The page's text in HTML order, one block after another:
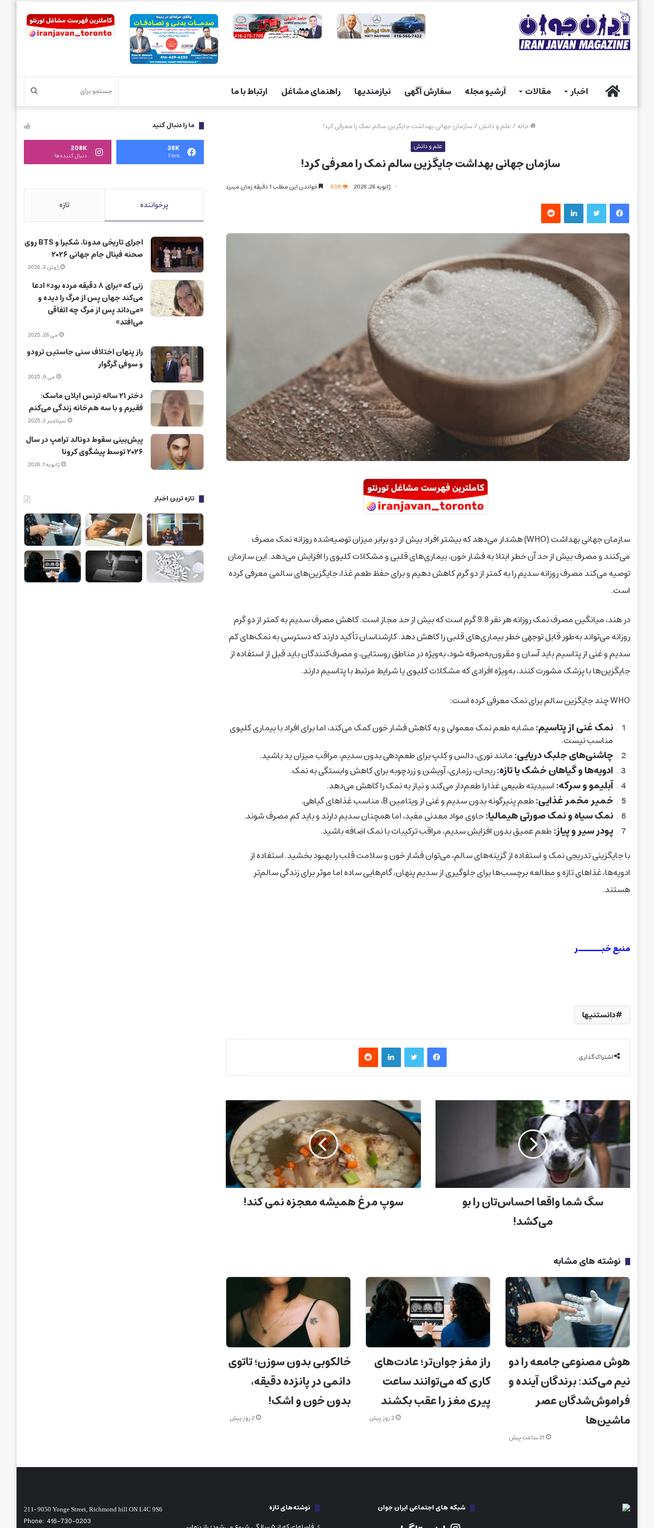
خانه اخبار مقالات آرشیو مجله سفارش آگهی نیازمندیها راهنمای مشاغل ارتباط با ما جستجو
برای خانه/علم و دانش/ سازمان جهانی بهداشت جایگزین سالم نمک را معرفی کرد!
علم و دانش
سازمان جهانی بهداشت جایگزین سالم نمک را معرفی کرد!
ژانویه 26, 2026 خواندن این مطلب 1 دقیقه زمان میبرد
فیس بوک توییتر لینکدین‫رددیت
سازمان جهانی بهداشت (WHO) هشدار می‌دهد که بیشتر افراد بیش از دو برابر میزان توصیه‌شده روزانه نمک مصرف
می‌کنند و مصرف بیش از حد آن خطر ابتلا به فشار خون، بیماری‌های قلبی و مشکلات کلیوی را افزایش می‌دهد. این سازمان
توصیه می‌کند مصرف روزانه سدیم را به کمتر از دو گرم کاهش دهیم و برای حفظ طعم غذا، جایگزین‌های سالمی معرفی کرده
است.
در هند، میانگین مصرف نمک روزانه هر نفر 9.8 گرم است که بیش از حد مجاز است. کاهش مصرف سدیم به کمتر از دو گرم
روزانه می‌تواند به‌طور قابل توجهی خطر بیماری‌های قلبی را کاهش دهد. کارشناسان تأکید دارند که دسترسی به نمک‌های کم
سدیم و غنی از پتاسیم باید آسان و مقرون‌به‌صرفه شود، به‌ویژه در مناطق روستایی، و مصرف‌کنندگان باید قبل از استفاده از
جایگزین‌ها با پزشک مشورت کنند، به‌ویژه افرادی که مشکلات کلیوی یا شرایط مرتبط با پتاسیم دارند.
WHO چند جایگزین سالم برای نمک معرفی کرده است:
نمک غنی از پتاسیم:مشابه طعم نمک معمولی و به کاهش فشار خون کمک می‌کند، اما برای افراد با بیماری کلیوی
مناسب نیست.
چاشنی‌های جلبک دریایی:مانند نورى، دالس و کِلپ برای طعم‌دهی بدون سدیم، مراقب میزان ید باشید.
ادویه‌ها و گیاهان خشک یا تازه:ریحان، رزماری، آویشن و زردچوبه برای کاهش وابستگی به نمک.
آبلیمو و سرکه: اسیدیته طبیعی غذا را طعم‌دار می‌کند و نیاز به نمک را کاهش می‌دهد.
خمیر مخمر غذایی:طعم پنیرگونه بدون سدیم و غنی از ویتامین B، مناسب غذاهای گیاهی.
نمک سیاه و نمک صورتی هیمالیا:حاوی مواد معدنی مفید، اما همچنان سدیم دارند و باید کم مصرف شوند.
پودر سیر و پیاز: طعم عمیق بدون افزایش سدیم، مراقب ترکیبات با نمک اضافه باشید.
با جایگزینی تدریجی نمک و استفاده از گزینه‌های سالم، می‌توان فشار خون و سلامت قلب را بهبود بخشید. استفاده از
ادویه‌ها، غذاهای تازه و مطالعه برچسب‌ها برای جلوگیری از سدیم پنهان، گام‌هایی ساده اما موثر برای زندگی سالم‌تر
هستند.
منبع خبــــــر
دانستنیها
اشتراک گذاری
فیس بوک توییتر لینکدین‫رددیت
سگ شما واقعا احساس‌تان را بو
می‌کشد!
سوپ مرغ همیشه معجزه نمی کند!
نوشته های مشابه
هوش مصنوعی جامعه را دو
نیم می‌کند: برندگان آینده و
فراموش‌شدگان عصر
ماشین‌ها
21 ساعت پیش
راز مغز جوان‌تر؛ عادت‌های
کاری که می‌توانند ساعت
پیری مغز را عقب بکشند
2 روز پیش
خالکوبی بدون سوزن؛ تاتوی
دائمی در پانزده دقیقه،
بدون خون و اشک!
2 روز پیش
ما را دنبال کنید
38K
Fans
208K
دنبال کننده‌ها
پرخواننده تازه
اجرای تاریخی مدونا، شکیرا و BTS روی
صحنه فینال جام جهانی ۲۰۲۶
ژوئن 3, 2026
زنی که «برای ۸ دقیقه مرده بود» ادعا
می‌کند جهان پس از مرگ را دیده و
«می‌داند پس از مرگ چه اتفاقی
می‌افتد»
می 26, 2025
راز پنهان اختلاف سنی جاستین ترودو
و سوفی گرگوار
می 9, 2025
دختر ۲۱ ساله ترنس ایلان ماسک:
فقیرم و با سه هم‌خانه زندگی می‌کنم
سپتامبر 3, 2025
پیش‌بینی سقوط دونالد ترامپ در سال
۲۰۲۶ توسط پیشگوی کرونا
ژانویه 1, 2026
تازه ترین اخبار
شبکه های اجتماعی ایران جوان نوشته‌های تازه 211- 9050 Yonge Street, Richmond hill ON L4C 9S6
Phone: 416-730-0203